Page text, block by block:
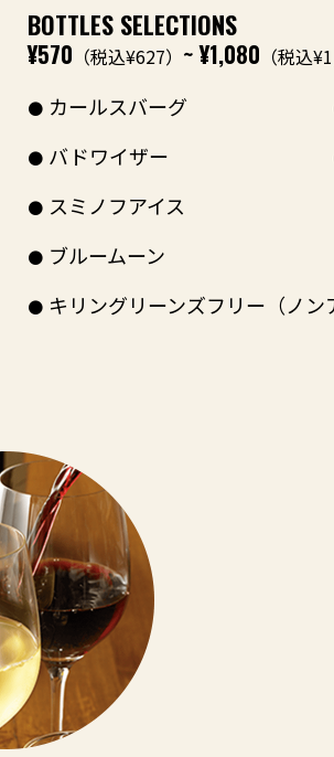
BOTTLES SELECTIONS
¥570 （税込¥627） ~ ¥1,080 （税込
カールスバーグ
バドワイザー
スミノフアイス
ブルームーン
キリングリーンズフリー（ノン